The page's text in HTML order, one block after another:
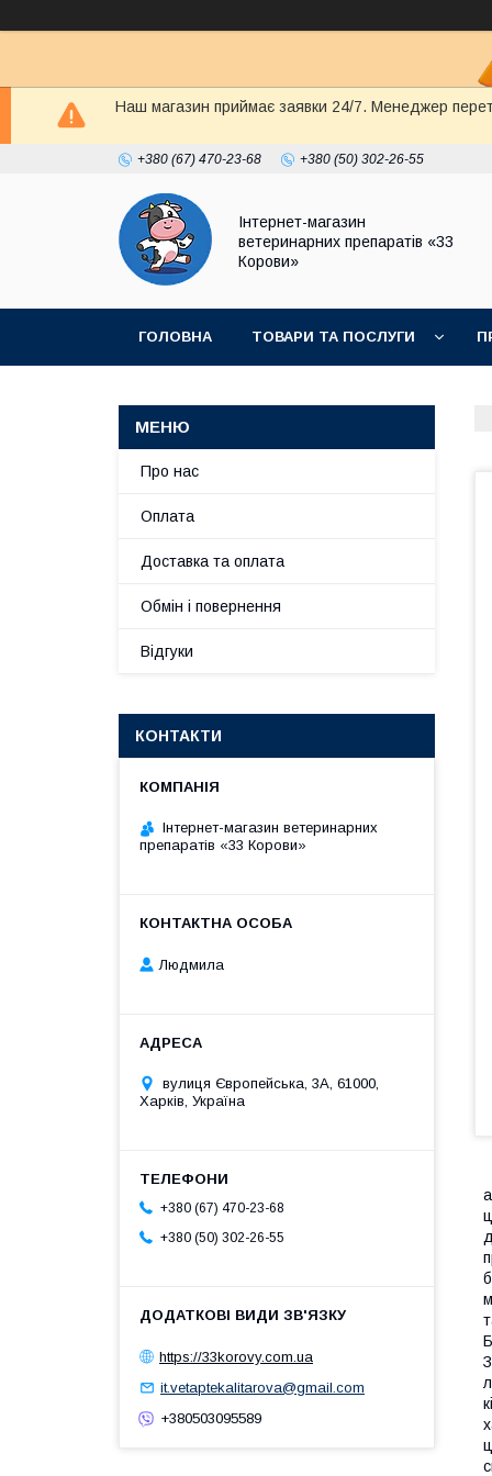
Наш магазин приймає заявки 24/7. Менеджер
+380 (67) 470-23-68 +380 (50) 302-26-55
Інтернет-магазин
ветеринарних препаратів «33
Корови»
ГОЛОВНА ТОВАРИ ТА ПОСЛУГИ
Про нас
Оплата
Доставка та оплата
Обмін і повернення
Відгуки
КОНТАКТИ
Інтернет-магазин ветеринарних
препаратів «33 Корови»
Людмила
вулиця Європейська, 3А, 61000,
Харків, Україна
+380 (67) 470-23-68
+380 (50) 302-26-55
https://33korovy.com.ua
it.vetaptekalitarova@gmail.com
+380503095589